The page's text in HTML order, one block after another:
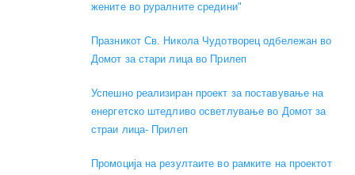
жените во руралните средини"
Празникот Св. Никола Чудотворец одбележан во
Домот за стари лица во Прилеп
Успешно реализиран проект за поставување на
енергетско штедливо осветлување во Домот за
страи лица- Прилеп
Промоција на резултаите во рамките на проектот